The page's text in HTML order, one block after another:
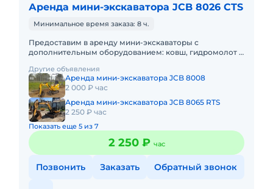
Аренда мини-экскаватора JCB 8026 CTS
Минимальное время заказа: 8 ч.
Предоставим в аренду мини-экскаваторы с
дополнительным оборудованием: ковш, гидромолот и
часов работы + 1 час
Другие объявления
Аренда мини-экскаватора JCB 8008
2 000 ₽ час
Аренда мини-экскаватора JCB 8065 RTS
2 250 ₽ час
Показать еще 5 из 7
2 250 ₽ час
Позвонить Заказать Обратный звонок